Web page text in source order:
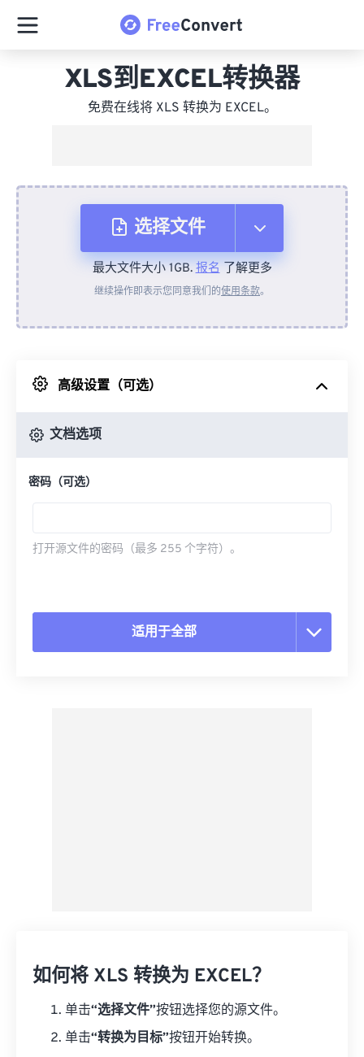
XLS到EXCEL转换器
免费在线将 XLS 转换为 EXCEL。
选择文件
从设备
来自 Google Drive
最大文件大小 1GB.报名了解更多
继续操作即表示您同意我们的使用条款。
高级设置（可选）
文档选项
密码（可选）
打开源文件的密码（最多 255 个字符）。
适用于全部
如何将 XLS 转换为 EXCEL？
单击“选择文件”按钮选择您的源文件。
单击“转换为目标”按钮开始转换。